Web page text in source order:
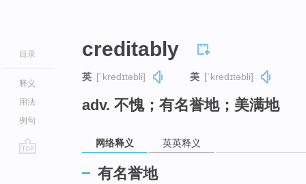
目录
释义
用法
例句
creditably
英 [ˈkredɪtəbli] 美 [ˈkredɪtəbli]
adv. 不愧；有名誉地；美满地
网络释义 英英释义
有名誉地